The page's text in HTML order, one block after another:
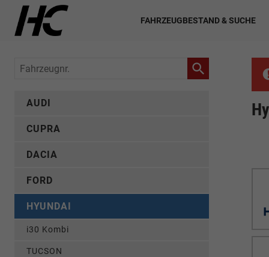
FAHRZEUGBESTAND & SUCHE
Fahrzeugnr.
AUDI
CUPRA
DACIA
FORD
HYUNDAI
i30 Kombi
TUCSON